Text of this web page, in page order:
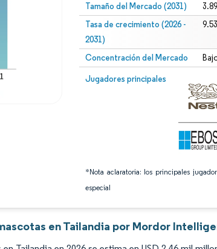
Tamaño del Mercado (2031)
Tasa de crecimiento (2026 -
2031)
Concentración del Mercado
Jugadores principales
*Nota aclaratoria: los principales
especial
Imagen © Mordor Intelligence. El uso
en Tailandia por Mordor